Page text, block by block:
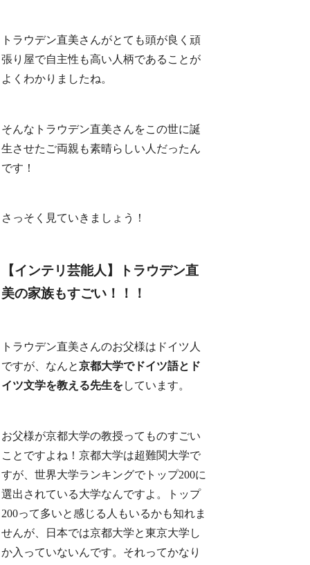
トラウデン直美さんがとても頭が良く頑
張り屋で自主性も高い人柄であることが
よくわかりましたね。
そんなトラウデン直美さんをこの世に誕
生させたご両親も素晴らしい人だったん
です！
さっそく見ていきましょう！
【インテリ芸能人】トラウデン直
美の家族もすごい！！！
トラウデン直美さんのお父様はドイツ人
ですが、なんと京都大学でドイツ語とド
イツ文学を教える先生をしています。
お父様が京都大学の教授ってものすごい
ことですよね！京都大学は超難関大学で
すが、世界大学ランキングでトップ200に
選出されている大学なんですよ。トップ
200って多いと感じる人もいるかも知れま
せんが、日本では京都大学と東京大学し
か入っていないんです。それってかなり